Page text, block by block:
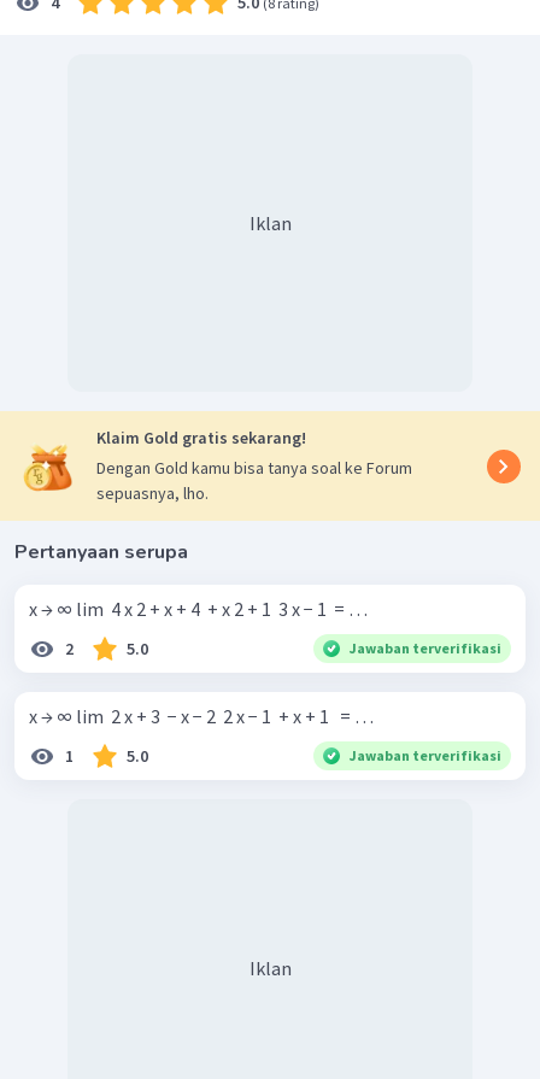
Iklan
Klaim Gold gratis sekarang!
Dengan Gold kamu bisa tanya soal ke Forum
sepuasnya, lho.
Pertanyaan serupa
x → ∞ lim ​ 4 x 2 + x + 4 ​ + x 2 + 1 ​ 3 x − 1 ​ = …
2 5.0 Jawaban terverifikasi
x → ∞ lim ​ 2 x + 3 ​ − x − 2 ​ 2 x − 1 ​ + x + 1 ​ ​ = …
1 5.0 Jawaban terverifikasi
Iklan